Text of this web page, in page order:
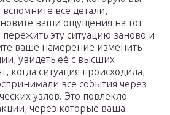
вспомните все детали,
ваши ощущения на тот
эту ситуацию заново и
ваше намерение изменить
увидеть её с высших
когда ситуация происходила,
все события через
узлов. Это повлекло
через которые ваша